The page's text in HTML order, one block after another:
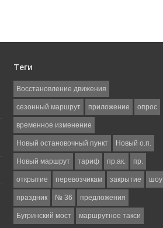
Теги
Восстановление движения
сезонный маршрут приложение опрос
временное изменение
Новый остановочный пункт Новый о.п.
Новый маршрут тариф пр.ак. пр.
открытие перевозчикам закрытие шоу
праздник № 36 предложения
Бугринский мост маршрутное такси